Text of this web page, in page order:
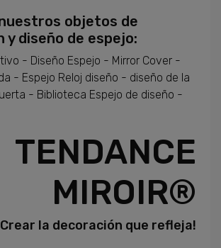
objetos de
y diseño de espejo:
- Diseño Espejo - Mirror Cover -
- Espejo Reloj diseño - diseño de la
- Biblioteca Espejo de diseño -
TENDANCE
MIROIR®
Crear la decoración que refleja!